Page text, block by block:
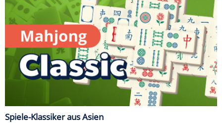
Spiele-Klassiker aus Asien